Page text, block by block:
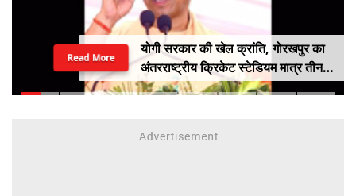
योगी सरकार की खेल क्रांति, गोरखपुर का
अंतरराष्ट्रीय क्रिकेट स्टेडियम मात्र तीन
महीने में लगभग 20% तैयार
Read More